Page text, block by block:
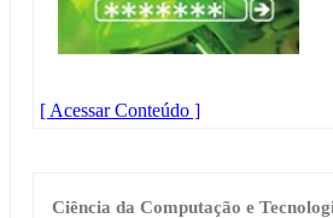
[ Acessar Conteúdo ]
Ciência da Computação e